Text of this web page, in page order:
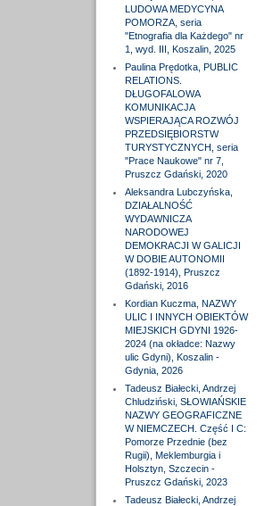
LUDOWA MEDYCYNA
POMORZA, seria
"Etnografia dla Każdego" nr
1, wyd. III, Koszalin, 2025
Paulina Prędotka, PUBLIC
RELATIONS.
DŁUGOFALOWA
KOMUNIKACJA
WSPIERAJĄCA ROZWÓJ
PRZEDSIĘBIORSTW
TURYSTYCZNYCH, seria
"Prace Naukowe" nr 7,
Pruszcz Gdański, 2020
Aleksandra Lubczyńska,
DZIAŁALNOŚĆ
WYDAWNICZA
NARODOWEJ
DEMOKRACJI W GALICJI
W DOBIE AUTONOMII
(1892-1914), Pruszcz
Gdański, 2016
Kordian Kuczma, NAZWY
ULIC I INNYCH OBIEKTÓW
MIEJSKICH GDYNI 1926-
2024 (na okładce: Nazwy
ulic Gdyni), Koszalin -
Gdynia, 2026
Tadeusz Białecki, Andrzej
Chludziński, SŁOWIAŃSKIE
NAZWY GEOGRAFICZNE
W NIEMCZECH. Część I C:
Pomorze Przednie (bez
Rugii), Meklemburgia i
Holsztyn, Szczecin -
Pruszcz Gdański, 2023
Tadeusz Białecki, Andrzej